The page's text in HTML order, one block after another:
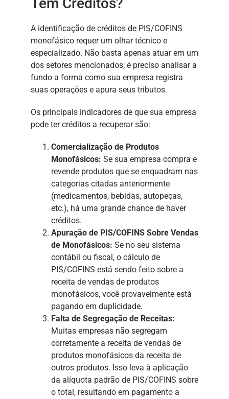
Tem Créditos?
A identificação de créditos de PIS/COFINS
monofásico requer um olhar técnico e
especializado. Não basta apenas atuar em um
dos setores mencionados; é preciso analisar a
fundo a forma como sua empresa registra
suas operações e apura seus tributos.
Os principais indicadores de que sua empresa
pode ter créditos a recuperar são:
Comercialização de Produtos
Monofásicos: Se sua empresa compra e
revende produtos que se enquadram nas
categorias citadas anteriormente
(medicamentos, bebidas, autopeças,
etc.), há uma grande chance de haver
créditos.
Apuração de PIS/COFINS Sobre Vendas
de Monofásicos: Se no seu sistema
contábil ou fiscal, o cálculo de
PIS/COFINS está sendo feito sobre a
receita de vendas de produtos
monofásicos, você provavelmente está
pagando em duplicidade.
Falta de Segregação de Receitas:
Muitas empresas não segregam
corretamente a receita de vendas de
produtos monofásicos da receita de
outros produtos. Isso leva à aplicação
da alíquota padrão de PIS/COFINS sobre
o total, resultando em pagamento a